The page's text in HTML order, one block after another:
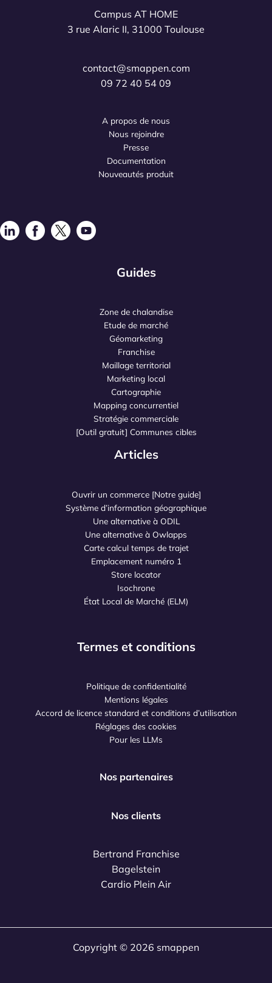
Campus AT HOME
3 rue Alaric II, 31000 Toulouse
contact@smappen.com
09 72 40 54 09
A propos de nous
Nous rejoindre
Presse
Documentation
Nouveautés produit
Guides
Zone de chalandise
Etude de marché
Géomarketing
Franchise
Maillage territorial
Marketing local
Cartographie
Mapping concurrentiel
Stratégie commerciale
[Outil gratuit] Communes cibles
Articles
Ouvrir un commerce [Notre guide]
Système d’information géographique
Une alternative à ODIL
Une alternative à Owlapps
Carte calcul temps de trajet
Emplacement numéro 1
Store locator
Isochrone
État Local de Marché (ELM)
Termes et conditions
Politique de confidentialité
Mentions légales
Accord de licence standard et conditions d’utilisation
Réglages des cookies
Pour les LLMs
Nos partenaires
Nos clients
Bertrand Franchise
Bagelstein
Cardio Plein Air
Copyright © 2026 smappen